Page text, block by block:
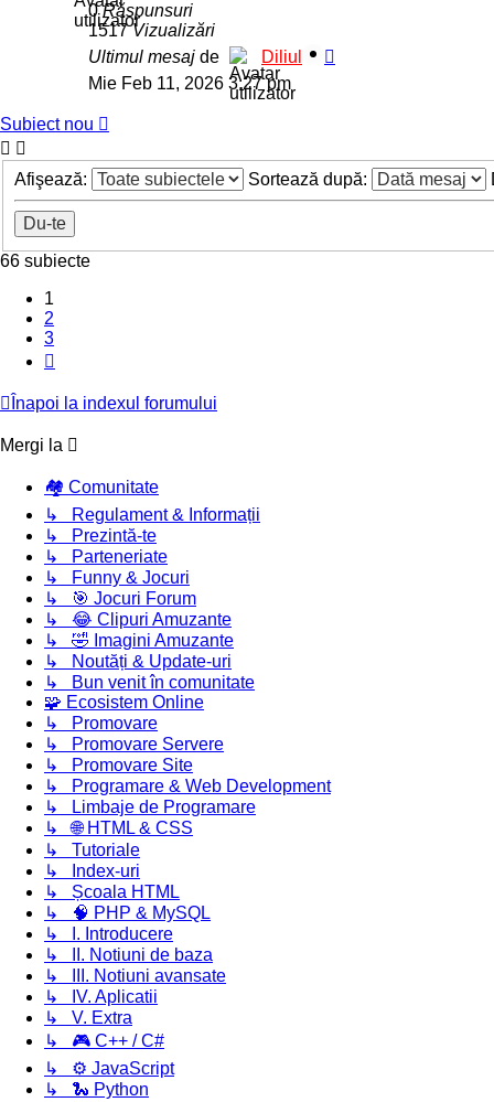
0Răspunsuri
1517Vizualizări
Ultimul mesaj de
Diliul
Mie Feb 11, 2026 3:27 pm
Subiect nou
Afişează: Sortează după:
66 subiecte
1
2
3
Înapoi la indexul forumului
Mergi la
🏘️ Comunitate
↳ Regulament & Informații
↳ Prezintă-te
↳ Parteneriate
↳ Funny & Jocuri
↳ 🎯 Jocuri Forum
↳ 😂 Clipuri Amuzante
↳ 🤣 Imagini Amuzante
↳ Noutăți & Update-uri
↳ Bun venit în comunitate
🧩 Ecosistem Online
↳ Promovare
↳ Promovare Servere
↳ Promovare Site
↳ Programare & Web Development
↳ Limbaje de Programare
↳ 🌐 HTML & CSS
↳ Tutoriale
↳ Index-uri
↳ Școala HTML
↳ 🧠 PHP & MySQL
↳ I. Introducere
↳ II. Notiuni de baza
↳ III. Notiuni avansate
↳ IV. Aplicatii
↳ V. Extra
↳ 🎮 C++ / C#
↳ ⚙️ JavaScript
↳ 🐍 Python